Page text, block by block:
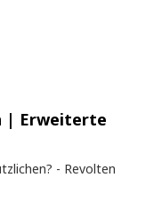
| Erweiterte
- Revolten